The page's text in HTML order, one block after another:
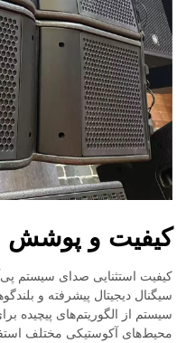
کیفیت و پوشش
سیگنال دیجیتال پیشرفته و
سیستم از الگوریتم‌های پیچیده
محیط‌های آکوستیکی مختلف